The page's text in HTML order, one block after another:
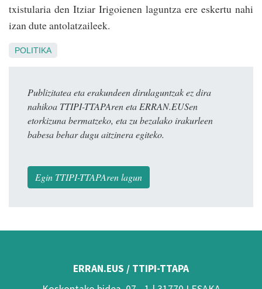
txistularia den Itziar Irigoienen laguntza ere eskertu nahi
izan dute antolatzaileek.
POLITIKA
Publizitatea eta erakundeen dirulaguntzak ez dira
nahikoa TTIPI-TTAPAren eta ERRAN.EUSen
etorkizuna bermatzeko, eta zu bezalako irakurleen
babesa behar dugu aitzinera egiteko.
Egin TTIPI-TTAPAren lagun
ERRAN.EUS / TTIPI-TTAPA